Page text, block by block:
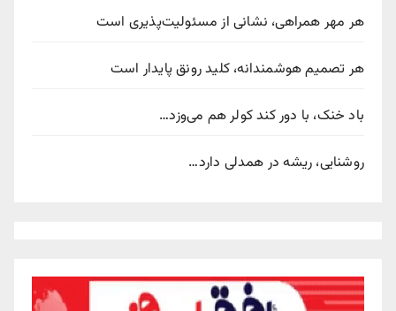
هر مهر همراهی، نشانی از مسئولیت‌پذیری است
هر تصمیم هوشمندانه، کلید رونق پایدار است
باد خنک، با دور کند کولر هم می‌وزد…
روشنایی، ریشه در همدلی دارد…